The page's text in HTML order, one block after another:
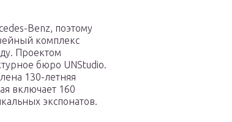
Benz, поэтому
комплекс
Проектом
бюро UNStudio.
130-летняя
включает 160
экспонатов.